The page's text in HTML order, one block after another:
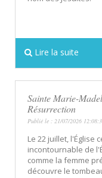
Lire la suite
Sainte Marie-
Résurrection
Publié le : 21/07/2026
Le 22 juillet, l'Église
incontournable de
comme la femme
découvre le